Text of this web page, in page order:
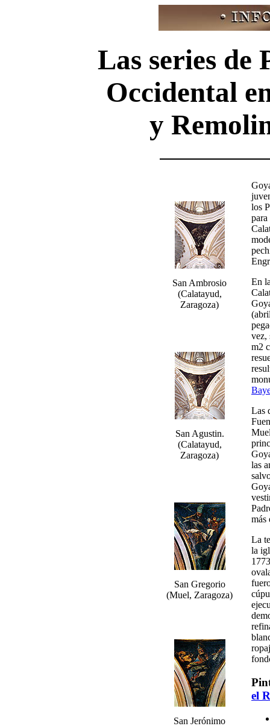
Las series de
Occidental
y
los
En
vez,
m2
Las
las
más
La
la
el
San Ambrosio
(Calatayud,
Zaragoza)
San Agustin.
(Calatayud,
Zaragoza)
San Gregorio
(Muel, Zaragoza)
San Jerónimo